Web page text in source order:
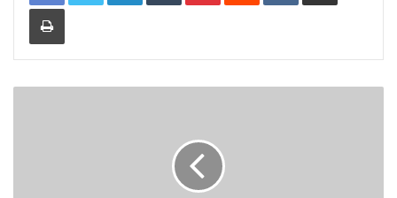
Print